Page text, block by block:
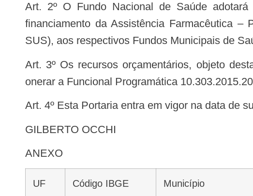
Art. 2º O Fundo Nacional de Saúde adotará as medidas necessárias à transferência do recurso financeiro do bloco de
financiamento da Assistência Farmacêutica –
SUS), aos respectivos Fundos Municipais de
Art. 3º Os recursos orçamentários, objeto desta Portaria, correrão por conta do orçamento do Ministério da Saúde, devendo
onerar a Funcional Programática
Art. 4º Esta Portaria entra em vigor na data de
GILBERTO OCCHI
ANEXO
UF Código IBGE Município